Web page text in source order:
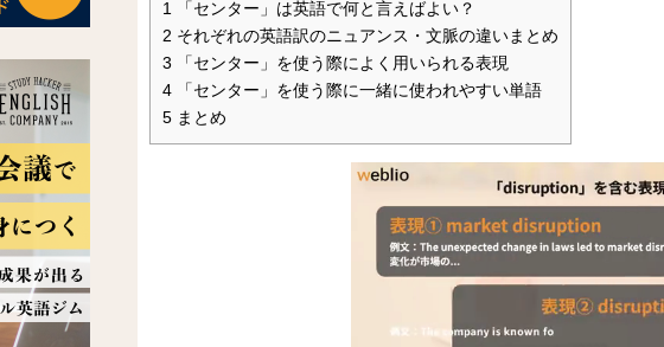
1 「センター」は英語で何と言えばよい？
2 それぞれの英語訳のニュアンス・文脈の違いまとめ
3 「センター」を使う際によく用いられる表現
4 「センター」を使う際に一緒に使われやすい単語
5 まとめ